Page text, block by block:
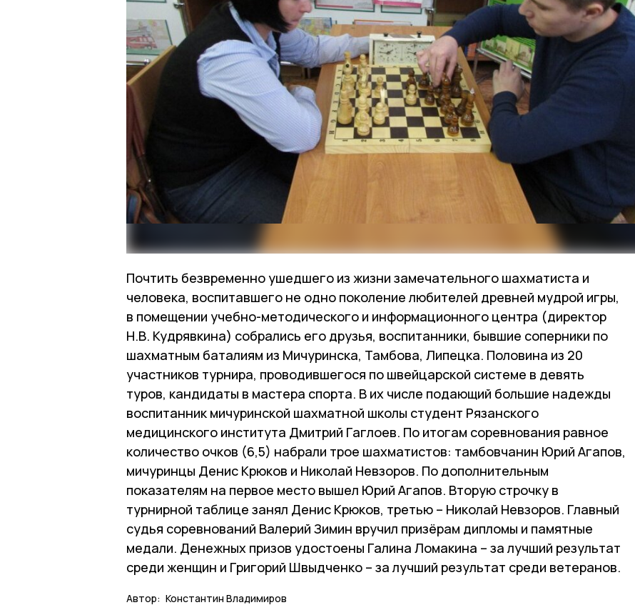
Почтить безвременно ушедшего из жизни замечательного шахматиста и
человека, воспитавшего не одно поколение любителей древней мудрой игры,
в помещении учебно-методического и информационного центра (директор
Н.В. Кудрявкина) собрались его друзья, воспитанники, бывшие соперники по
шахматным баталиям из Мичуринска, Тамбова, Липецка. Половина из 20
участников турнира, проводившегося по швейцарской системе в девять
туров, кандидаты в мастера спорта. В их числе подающий большие надежды
воспитанник мичуринской шахматной школы студент Рязанского
медицинского института Дмитрий Гаглоев. По итогам соревнования равное
количество очков (6,5) набрали трое шахматистов: тамбовчанин Юрий Агапов,
мичуринцы Денис Крюков и Николай Невзоров. По дополнительным
показателям на первое место вышел Юрий Агапов. Вторую строчку в
турнирной таблице занял Денис Крюков, третью – Николай Невзоров. Главный
судья соревнований Валерий Зимин вручил призёрам дипломы и памятные
медали. Денежных призов удостоены Галина Ломакина – за лучший результат
среди женщин и Григорий Швыдченко – за лучший результат среди ветеранов.
Автор: Константин Владимиров